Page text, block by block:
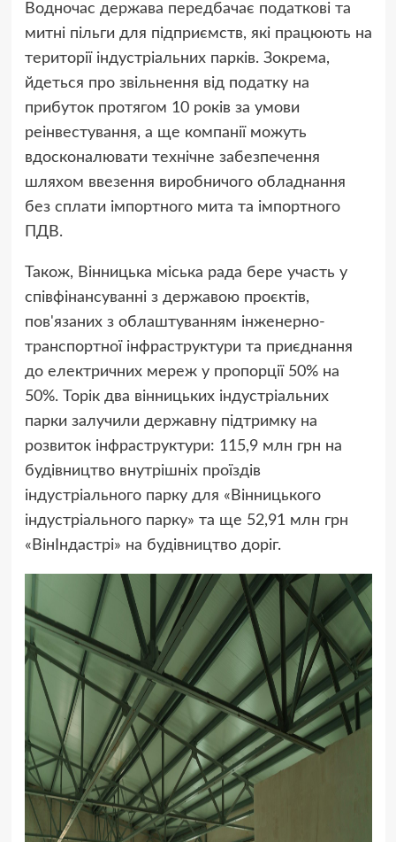
Водночас держава передбачає податкові та
митні пільги для підприємств, які працюють на
території індустріальних парків. Зокрема,
йдеться про звільнення від податку на
прибуток протягом 10 років за умови
реінвестування, а ще компанії можуть
вдосконалювати технічне забезпечення
шляхом ввезення виробничого обладнання
без сплати імпортного мита та імпортного
ПДВ.
Також, Вінницька міська рада бере участь у
співфінансуванні з державою проєктів,
пов'язаних з облаштуванням інженерно-
транспортної інфраструктури та приєднання
до електричних мереж у пропорції 50% на
50%. Торік два вінницьких індустріальних
парки залучили державну підтримку на
розвиток інфраструктури: 115,9 млн грн на
будівництво внутрішніх проїздів
індустріального парку для «Вінницького
індустріального парку» та ще 52,91 млн грн
«ВінІндастрі» на будівництво доріг.